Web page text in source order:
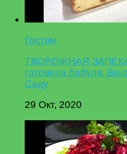
Гостям
ТВОРОЖНАЯ
готовила бабуля.
Саду
29 Окт, 2020